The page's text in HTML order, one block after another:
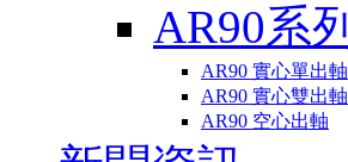
AR90系列
AR90 實心單出軸
AR90 實心雙出軸
AR90 空心出軸